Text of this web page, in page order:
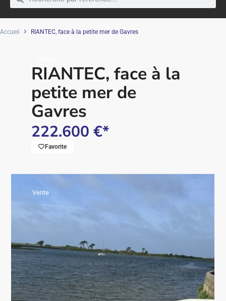
Accueil RIANTEC, face à la petite mer de Gavres
RIANTEC, face à la
petite mer de
Gavres
222.600 €*
Favorite
Vente